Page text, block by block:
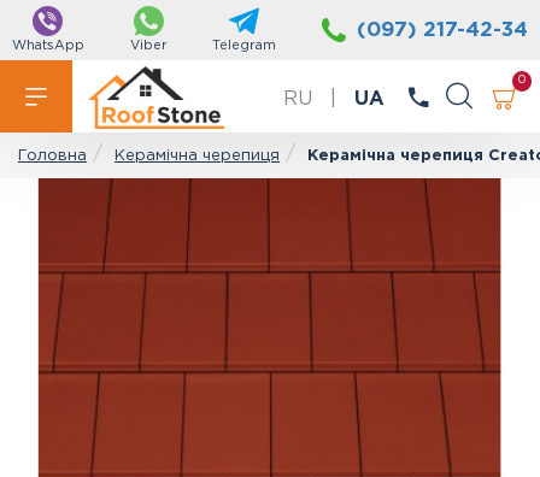
WhatsApp Viber Telegram
(097) 217-42-34
RU UA
0
Головна Керамічна черепиця Керамічна черепиця